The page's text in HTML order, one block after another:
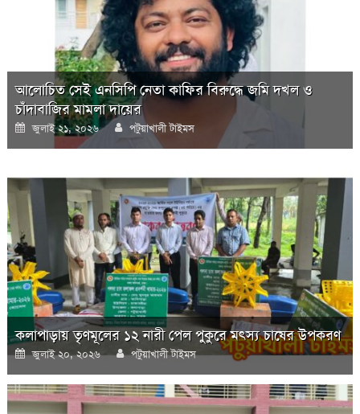
আলোচিত সেই এনসিপি নেতা কাফির বিরুদ্ধে জমি দখল ও
চাঁদাবাজির মামলা দায়ের
Posted
on
জুলাই ২১, ২০২৬ Author
পটুয়াখালী টাইমস
কলাপাড়ায় তৃণমূলের ১২ নারী পেল পুকুরে মৎস্য চাষের উপকরণ
Posted
on
জুলাই ২০, ২০২৬ Author
পটুয়াখালী টাইমস